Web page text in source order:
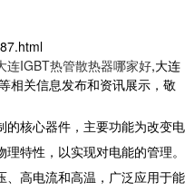
连IGBT热管散热器哪家好,大连
相关信息发布和资讯展示，敬
的核心器件，主要功能为改变电
特性，以实现对电能的管理。
、高电流和高温，广泛应用于能